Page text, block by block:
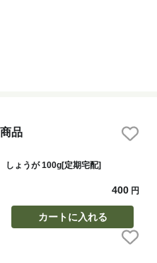
品
しょうが 100g[定期宅配]
400 円
カートに入れる